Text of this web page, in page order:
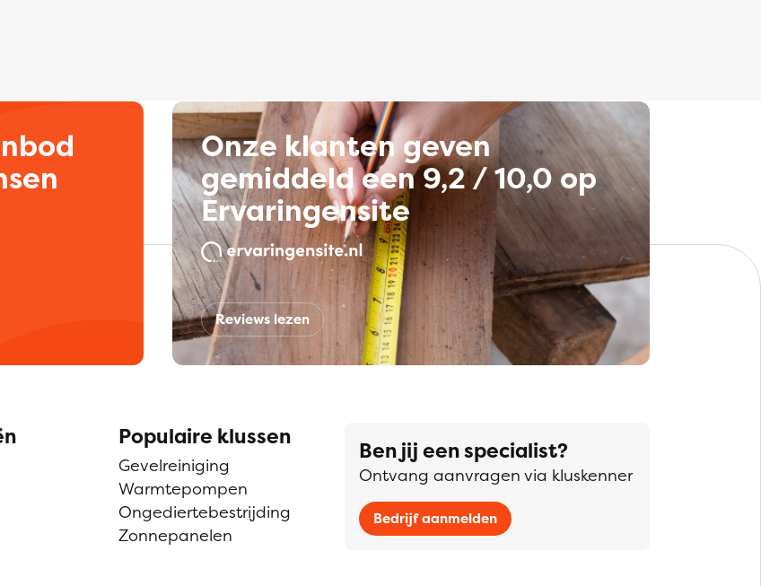
Onze klanten geven
gemiddeld een 9,2 / 10,0 op
Ervaringensite
Reviews lezen
Populaire klussen
Gevelreiniging
Warmtepompen
Ongediertebestrijding
Zonnepanelen
Ben jij een specialist?
Ontvang aanvragen via kluskenner
Bedrijf aanmelden